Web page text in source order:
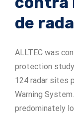
Serie ADSrm
Serie ADSx
Serie PT-RD AC
Serie KSB LJ8
Serie KSBT C
de
ALLTEC was
protection
124 radar sites
Warning
predominately